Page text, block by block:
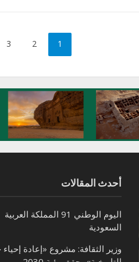
1
2
3
أحدث المقالات
اليوم الوطني 91 المملكة العربية
السعودية
وزير الثقافة: مشروع «إعادة